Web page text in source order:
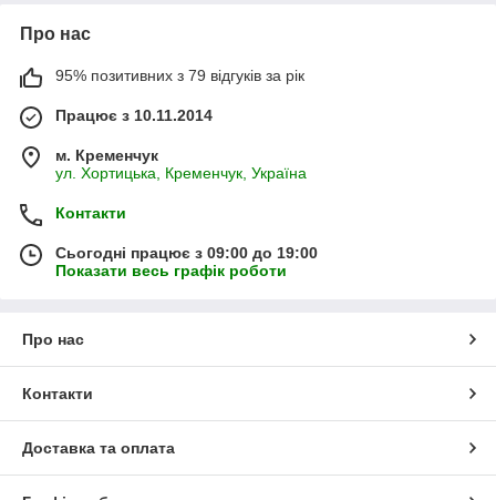
Про нас
95% позитивних з 79 відгуків за рік
Працює з 10.11.2014
м. Кременчук
ул. Хортицька, Кременчук, Україна
Контакти
Сьогодні працює з 09:00 до 19:00
Показати весь графік роботи
Про нас
Контакти
Доставка та оплата